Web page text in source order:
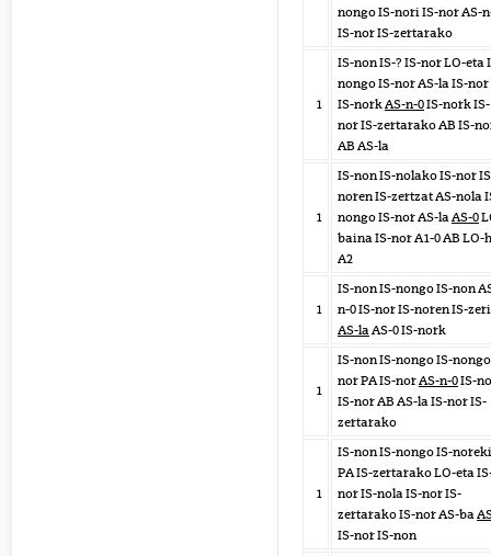
nongo IS-nori IS-nor AS-
IS-nor IS-zertarako
1
IS-non IS-? IS-nor LO-eta
nongo IS-nor AS-la IS-nor
IS-norkAS-n-0IS-nork IS-
nor IS-zertarako AB IS-
AB AS-la
1
IS-non IS-nolako IS-nor
noren IS-zertzat AS-nola
nongo IS-nor AS-laAS-0
baina IS-nor A1-0 AB LO-
A2
1
IS-non IS-nongo IS-non
n-0 IS-nor IS-noren IS-
AS-laAS-0 IS-nork
1
IS-non IS-nongo IS-
nor PA IS-norAS-n-0IS-
IS-nor AB AS-la IS-nor IS-
zertarako
1
IS-non IS-nongo IS-
PA IS-zertarako LO-eta
nor IS-nola IS-nor IS-
zertarako IS-nor AS-ba
IS-nor IS-non